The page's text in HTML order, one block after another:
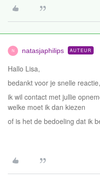
N natasjaphilips AUTEUR
Hallo Lisa,
bedankt voor je snelle
ik wil contact met jullie
welke moet ik dan kiezen
of is het de bedoeling dat ik